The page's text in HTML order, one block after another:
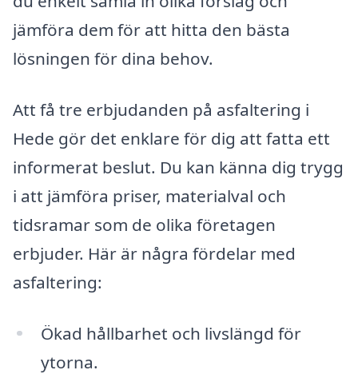
jämföra dem för att hitta den bästa
lösningen för dina behov.
Att få tre erbjudanden på asfaltering i
Hede gör det enklare för dig att fatta ett
informerat beslut. Du kan känna dig trygg
i att jämföra priser, materialval och
tidsramar som de olika företagen
erbjuder. Här är några fördelar med
asfaltering:
Ökad hållbarhet och livslängd för
ytorna.